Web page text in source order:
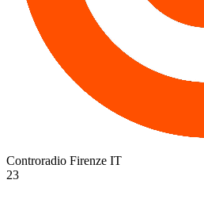
Controradio Firenze IT
23